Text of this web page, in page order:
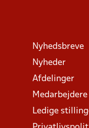
Nyhedsbreve
Nyheder
Afdelinger
Medarbejdere
Ledige